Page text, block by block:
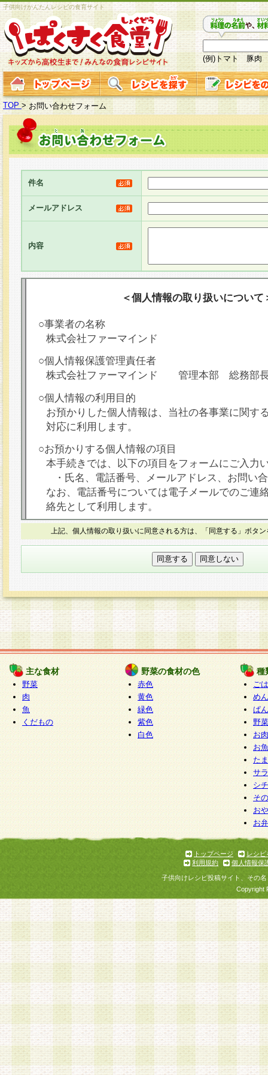
子供向けかんたんレシピの食育サイト
(例)トマト 豚肉
TOP > お問い合わせフォーム
件名
メールアドレス
内容
＜個人情報の取り扱いについて
○事業者の名称
株式会社ファーマインド
○個人情報保護管理責任者
株式会社ファーマインド 管理本部 総務部
○個人情報の利用目的
お預かりした個人情報は、当社の各事業に関す
対応に利用します。
○お預かりする個人情報の項目
本手続きでは、以下の項目をフォームにご入力
・氏名、電話番号、メールアドレス、お問い
なお、電話番号については電子メールでのご連
絡先として利用します。
○本人が容易に認識できない方法による個人情報
本フォームでは、セッション管理のためCookie
○個人情報の第三者提供について
力いただく個人情報は第三者に提供しません。
○個人情報の委託について
個人情報の取り扱いを外部に委託する場合は、
情報管理基準を満たす企業を選定して委託を行
が行われるよう監督します。
○開示対象個人情報の開示等および問い合わせ窓口
本人からの求めにより、当社が本件により取得
報の利用目的の通知・開示・内容の訂正・追加
停止・消去及び第三者への提供の禁止（以下、
といいます。）に応じます。
開示等に応じる窓口は以下になります。
ぱくすく食堂個人情報お客様相談窓口 paku-
m
個人情報を与えることは任意ですが、個人情報
意をいただけない場合には、当社のサービスの
お問い合わせ・ご相談への対応ができない場合
上記、個人情報の取り扱いに同意される方は、「同意する」ボタ
主な食材
野菜
肉
魚
くだもの
野菜の食材の色
赤色
黄色
緑色
紫色
白色
種
ご
めん
ぱん
野
お
お
た
サ
シ
そ
お
お
トップページ
レシピ
利用規約
個人情報保
子供向けレシピ投稿サイト、その
Copyright